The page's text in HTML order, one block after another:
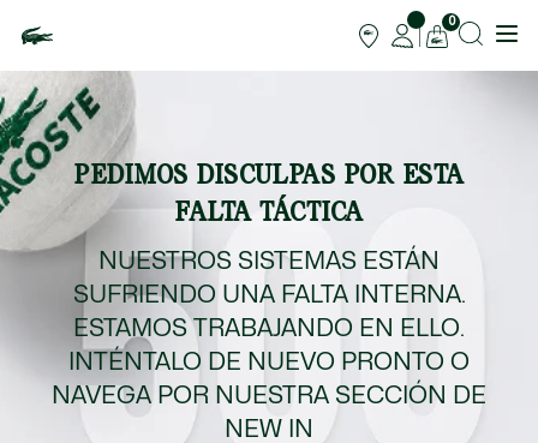
0
PEDIMOS DISCULPAS POR ESTA
FALTA TÁCTICA
NUESTROS SISTEMAS ESTÁN
SUFRIENDO UNA FALTA INTERNA.
ESTAMOS TRABAJANDO EN ELLO.
INTÉNTALO DE NUEVO PRONTO O
NAVEGA POR NUESTRA SECCIÓN DE
NEW IN